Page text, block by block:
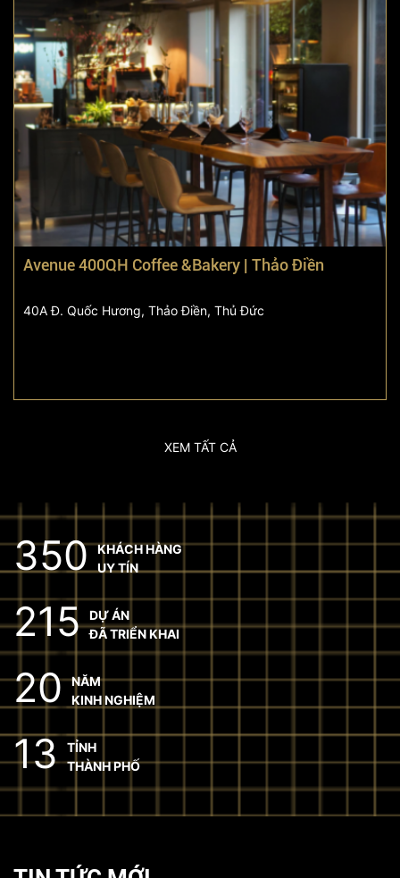
Avenue 400QH Coffee &Bakery | Thảo Điền
40A Đ. Quốc Hương, Thảo Điền, Thủ Đức
XEM TẤT CẢ
350 KHÁCH HÀNG
UY TÍN
215 DỰ ÁN
ĐÃ TRIỂN KHAI
20 NĂM
KINH NGHIỆM
13 TỈNH
THÀNH PHỐ